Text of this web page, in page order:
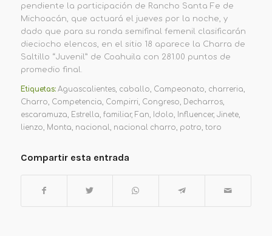
pendiente la participación de Rancho Santa Fe de
Michoacán, que actuará el jueves por la noche, y
dado que para su ronda semifinal femenil clasificarán
dieciocho elencos, en el sitio 18 aparece la Charra de
Saltillo “Juvenil” de Coahuila con 281.00 puntos de
promedio final.
Etiquetas: Aguascalientes, caballo, Campeonato, charreria,
Charro, Competencia, Compirri, Congreso, Decharros,
escaramuza, Estrella, familiar, Fan, Idolo, Influencer, Jinete,
lienzo, Monta, nacional, nacional charro, potro, toro
Compartir esta entrada